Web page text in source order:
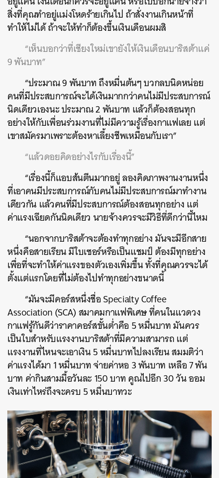
สิ่งที่คุณทำอยู่แม่งโหดร้ายเกินไป ถ้าสั่งงานเกินหน้าที่
ทำให้ไม่ได้ ถ้าจะให้ทำก็ต้องขึ้นเงินเดือนผมสิ
“เห็นบอกว่าที่เชียงใหม่เขายังให้เงินเดือนบาริสต้าแค่
9 พันบาท”
“ประมาณ 9 พันบาท ถึงหมื่นต้นๆ บวกลบนิดหน่อย
คนที่มีประสบการณ์จะได้เงินมากกว่าคนไม่มีประสบการณ์
นิดเดียวเองนะ ประมาณ 2 พันบาท แล้วก็ต้องสอนทุก
อย่างให้กับเพื่อนร่วมงานที่ไม่มีความรู้เรื่องกาแฟเลย แต่
เขาสมัครมาเพราะต้องหาเลี้ยงชีพเหมือนกับเรา”
“แล้วดอยคิดอย่างไรกับเรื่องนี้”
“เรื่องนี้ก็แอบส้นตีนมากอยู่ ลองคิดภาพงานงานหนึ่ง
ที่เอาคนมีประสบการณ์กับคนไม่มีประสบการณ์มาทำงาน
เดียวกัน แล้วคนที่มีประสบการณ์ต้องสอนทุกอย่าง แต่
ค่าแรงเฉียดกันนิดเดียว นายจ้างควรจะมีวิธีที่ดีกว่านี้ไหม
“นอกจากบาริสต้าจะต้องทำทุกอย่าง มันจะมีอีกสาย
หนึ่งคือสายเรียน มีใบเซอร์หรือเป็นแชมป์ ต้องมีทุกอย่าง
เพื่อที่จะทำให้ค่าแรงของตัวเองเพิ่มขึ้น ทั้งที่คุณควรจะได้
ตั้งแต่แรกโดยที่ไม่ต้องไปทำทุกอย่างขนาดนี้
“มันจะมีคอร์สหนึ่งชื่อ Specialty Coffee
Association (SCA) สมาคมกาแฟพิเศษ ที่คนในแวดวง
กาแฟรู้กันดีว่าราคาคอร์สขั้นต่ำคือ 5 หมื่นบาท มันควร
เป็นใบสำหรับแรงงานบาริสต้าที่มีความสามารถ แต่
แรงงานที่ไหนจะเอาเงิน 5 หมื่นบาทไปลงเรียน สมมติว่า
ค่าแรงได้มา 1 หมื่นบาท จ่ายค่าหอ 3 พันบาท เหลือ 7 พัน
บาท ค่ากินสามมื้อวันละ 150 บาท คูณไปอีก 30 วัน ออม
เงินเท่าไหร่ถึงจะครบ 5 หมื่นบาทวะ